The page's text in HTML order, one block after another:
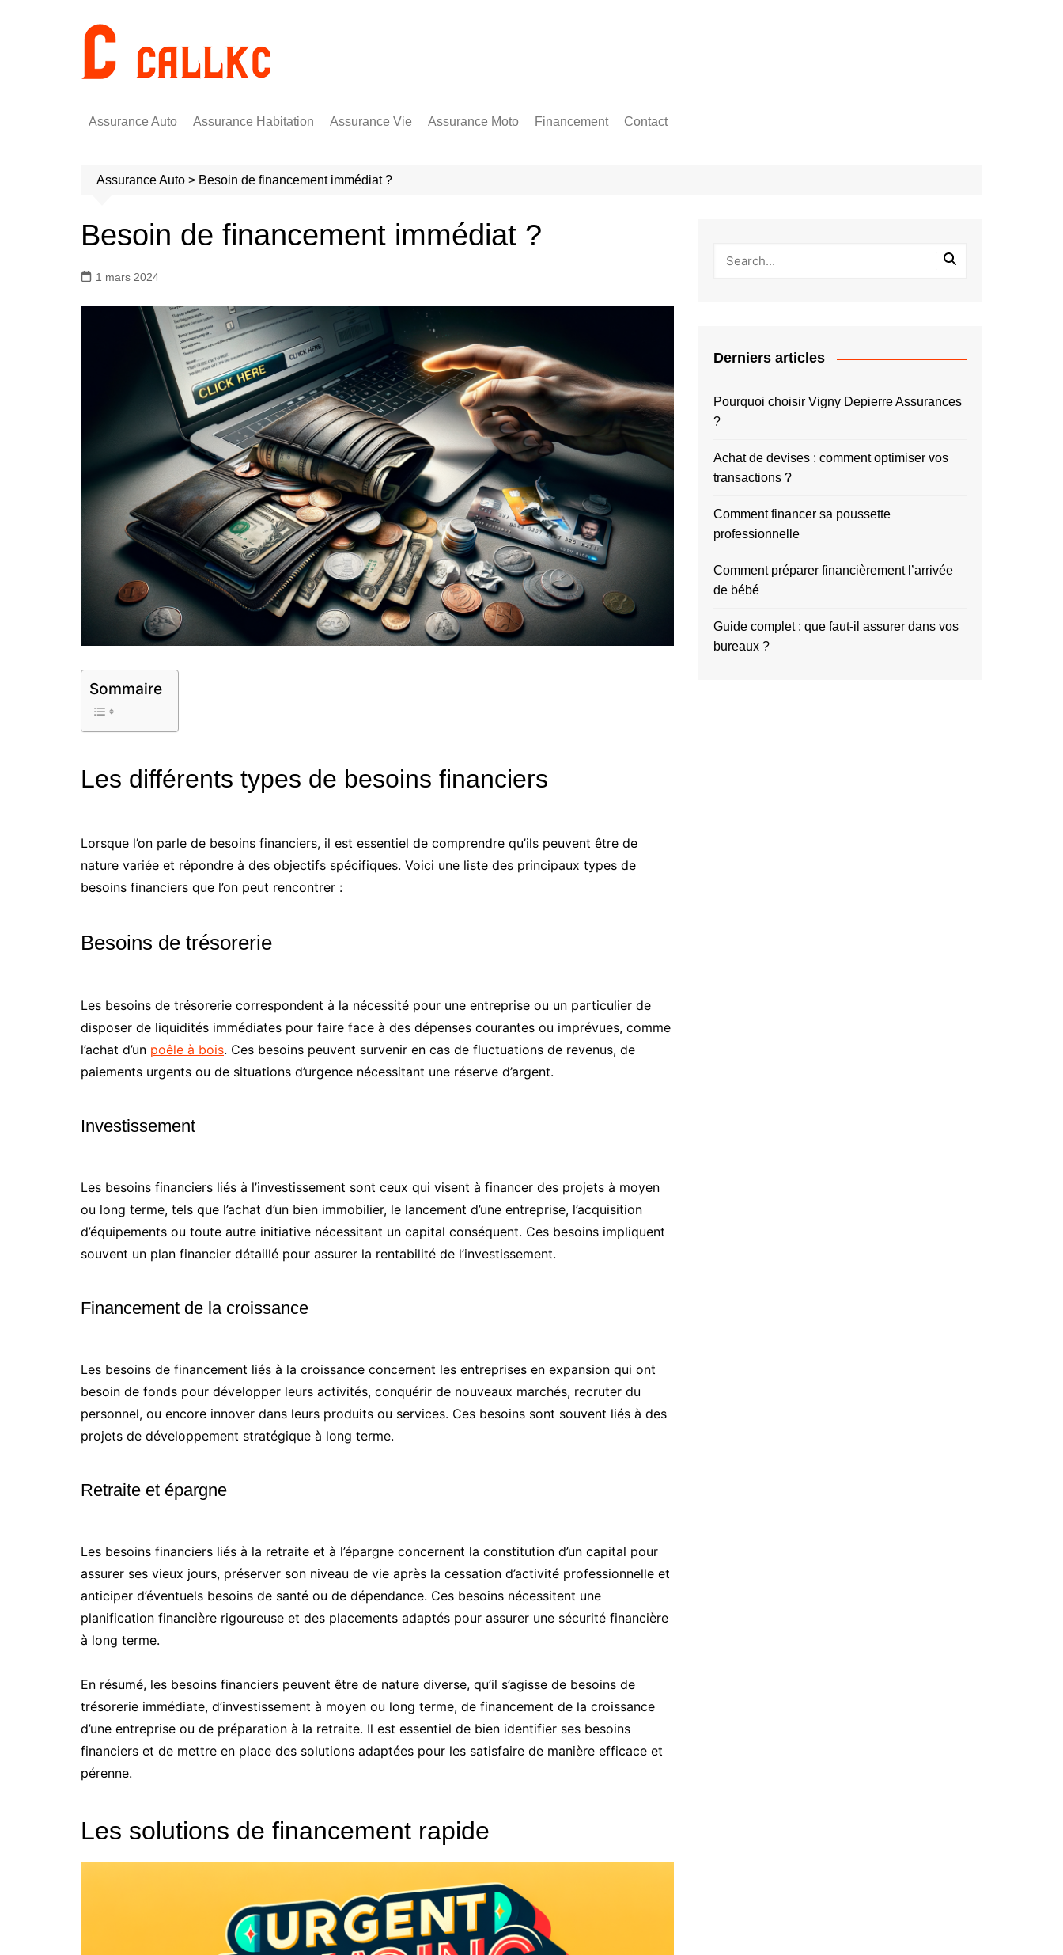
Assurance Auto Assurance Habitation Assurance Vie Assurance Moto Financement Contact
Assurance Auto > Besoin de financement immédiat ?
Besoin de financement immédiat ?
1 mars 2024
Sommaire
Les différents types de besoins financiers
Lorsque l’on parle de besoins financiers, il est essentiel de comprendre qu’ils peuvent être de
nature variée et répondre à des objectifs spécifiques. Voici une liste des principaux types de
besoins financiers que l’on peut rencontrer :
Besoins de trésorerie
Les besoins de trésorerie correspondent à la nécessité pour une entreprise ou un particulier de
disposer de liquidités immédiates pour faire face à des dépenses courantes ou imprévues, comme
l’achat d’un poêle à bois. Ces besoins peuvent survenir en cas de fluctuations de revenus, de
paiements urgents ou de situations d’urgence nécessitant une réserve d’argent.
Investissement
Les besoins financiers liés à l’investissement sont ceux qui visent à financer des projets à moyen
ou long terme, tels que l’achat d’un bien immobilier, le lancement d’une entreprise, l’acquisition
d’équipements ou toute autre initiative nécessitant un capital conséquent. Ces besoins impliquent
souvent un plan financier détaillé pour assurer la rentabilité de l’investissement.
Financement de la croissance
Les besoins de financement liés à la croissance concernent les entreprises en expansion qui ont
besoin de fonds pour développer leurs activités, conquérir de nouveaux marchés, recruter du
personnel, ou encore innover dans leurs produits ou services. Ces besoins sont souvent liés à des
projets de développement stratégique à long terme.
Retraite et épargne
Les besoins financiers liés à la retraite et à l’épargne concernent la constitution d’un capital pour
assurer ses vieux jours, préserver son niveau de vie après la cessation d’activité professionnelle et
anticiper d’éventuels besoins de santé ou de dépendance. Ces besoins nécessitent une
planification financière rigoureuse et des placements adaptés pour assurer une sécurité financière
à long terme.
En résumé, les besoins financiers peuvent être de nature diverse, qu’il s’agisse de besoins de
trésorerie immédiate, d’investissement à moyen ou long terme, de financement de la croissance
d’une entreprise ou de préparation à la retraite. Il est essentiel de bien identifier ses besoins
financiers et de mettre en place des solutions adaptées pour les satisfaire de manière efficace et
pérenne.
Les solutions de financement rapide
Derniers articles
Pourquoi choisir Vigny Depierre Assurances
?
Achat de devises : comment optimiser vos
transactions ?
Comment financer sa poussette
professionnelle
Comment préparer financièrement l’arrivée
de bébé
Guide complet : que faut-il assurer dans vos
bureaux ?